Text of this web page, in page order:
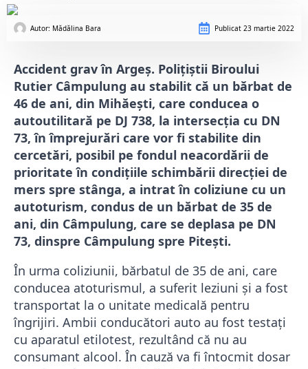
Autor: Mădălina Bara Publicat 23 martie 2022
Accident grav în Argeș. Polițiștii Biroului
Rutier Câmpulung au stabilit că un bărbat de
46 de ani, din Mihăești, care conducea o
autoutilitară pe DJ 738, la intersecția cu DN
73, în împrejurări care vor fi stabilite din
cercetări, posibil pe fondul neacordării de
prioritate în condițiile schimbării direcției de
mers spre stânga, a intrat în coliziune cu un
autoturism, condus de un bărbat de 35 de
ani, din Câmpulung, care se deplasa pe DN
73, dinspre Câmpulung spre Pitești.
În urma coliziunii, bărbatul de 35 de ani, care
conducea atoturismul, a suferit leziuni și a fost
transportat la o unitate medicală pentru
îngrijiri. Ambii conducători auto au fost testați
cu aparatul etilotest, rezultând că nu au
consumant alcool. În cauză va fi întocmit dosar